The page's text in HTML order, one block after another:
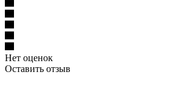
Нет оценок
Оставить отзыв